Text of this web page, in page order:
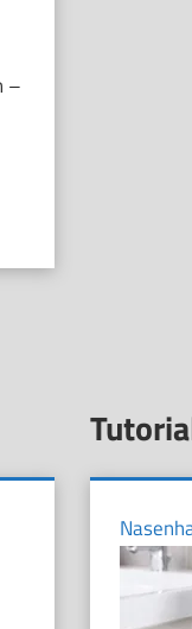
–